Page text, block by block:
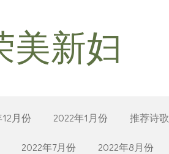
美新妇
月份 2022年1月份 推荐诗歌
2022年7月份 2022年8月份